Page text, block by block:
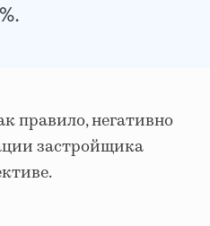
правило, негативно
застройщика